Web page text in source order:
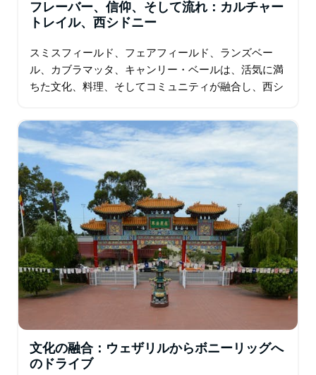
フレーバー、信仰、そして流れ：カルチャー
トレイル、西シドニー
スミスフィールド、フェアフィールド、ランズベー
ル、カブラマッタ、キャンリー・ベールは、活気に満
ちた文化、料理、そしてコミュニティが融合し、西シ
ールドは…
文化の融合：ウェザリルからボニーリッグへ
のドライブ